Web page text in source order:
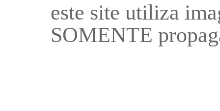
este site utiliza
SOMENTE